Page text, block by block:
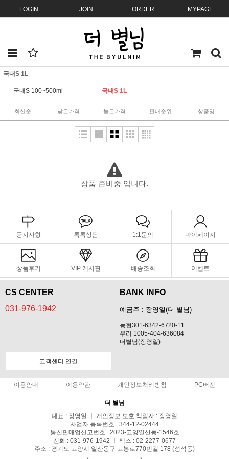
LOGIN JOIN ORDER MYPAGE
국내S 1L
국내S 100~500ml 국내S 1L
최신순 낮은가격 높은가격 판매순위 상품명
상품 준비중 입니다.
공지사항 톡톡상담 1:1문의 마이페이지
상품후기 VIP 게시판 배송조회 이벤트
CS CENTER
031-976-1942
BANK INFO
예금주 : 장영일(더 별님)
농협301-6342-6720-11
우리 1005-404-636084
더별님(장영일)
고객센터 연결
이용안내 이용약관 개인정보처리방침 PC버전
더 별님
대표 : 장영일 ㅣ 개인정보 보호 책임자 : 장영일
사업자 등록번호 : 344-12-02444
통신판매업신고번호 : 2023-고양일산동-1546호
전화 : 031-976-1942 ㅣ 팩스 : 02-2277-0677
주소 : 경기도 고양시 일산동구 고봉로770번길 178 (성석동)